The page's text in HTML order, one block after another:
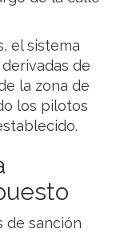
el sistema
de
la zona de
los pilotos
de sanción